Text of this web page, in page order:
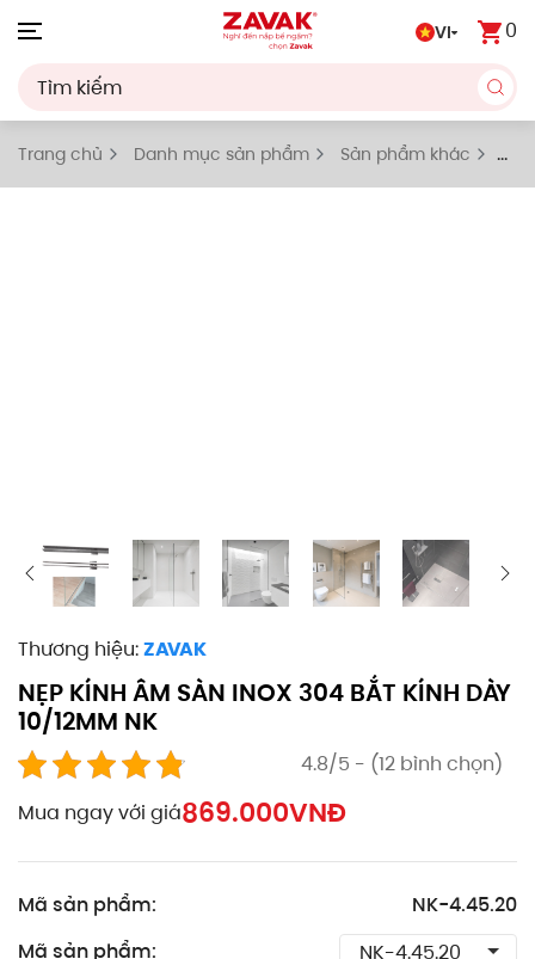
VI 0
Trang chủ Danh mục sản phẩm
Sản phẩm khác
Nẹp kính âm sàn inox 304 bắt kính dày 10/12mm
Thương hiệu:ZAVAK
NẸP KÍNH ÂM SÀN INOX 304 BẮT KÍNH DÀY
10/12MM NK
4.8/5 - (12 bình chọn)
Mua ngay với giá869.000VNĐ
Mã sản phẩm:
NK-4.45.20
Mã sản phẩm: